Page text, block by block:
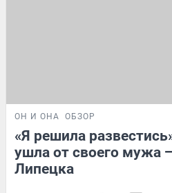
ОН И ОНА ОБЗОР
«Я решила
ушла от своего мужа
Липецка